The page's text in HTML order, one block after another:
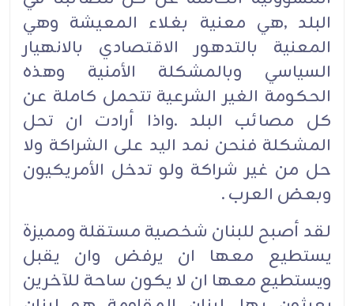
البلد ,هي معنية بغلاء المعيشة وهي
المعنية بالتدهور الاقتصادي بالانهيار
السياسي وبالمشكلة الأمنية وهذه
الحكومة الغير الشرعية تتحمل كاملة عن
كل مصائب البلد .واذا أرادت ان تحل
المشكلة فنحن نمد اليد على الشراكة ولا
حل من غير شراكة ولو تدخل الأمريكيون
وبعض العرب .
لقد أصبح للبنان شخصية مستقلة ومميزة
يستطيع معها ان يرفض وان يقبل
ويستطيع معها ان لا يكون ساحة للآخرين